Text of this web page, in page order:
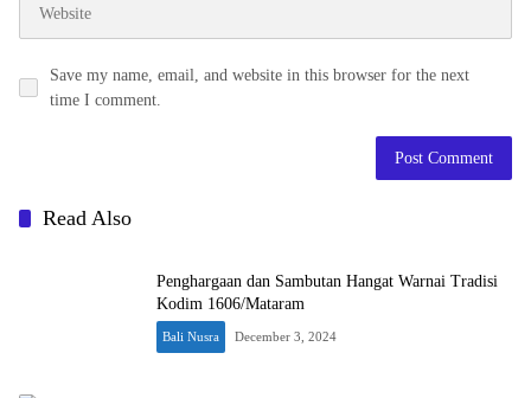
Save my name, email, and website in this browser for the next
time I comment.
Read Also
Penghargaan dan Sambutan Hangat Warnai Tradisi
Kodim 1606/Mataram
Bali Nusra December 3, 2024